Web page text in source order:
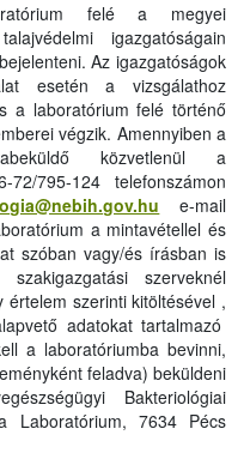
felé a megyei
igazgatóságain
Az igazgatóságok
esetén a vizsgálathoz
a laboratórium felé történő
végzik. Amennyiben a
közvetlenül a
72/795-124 telefonszámon
e-mail
a mintavétellel és
szóban vagy/és írásban is
szerveknél
szerinti kitöltésével ,
adatokat tartalmazó
a laboratóriumba bevinni,
feladva) beküldeni
Bakteriológiai
Laboratórium, 7634 Pécs